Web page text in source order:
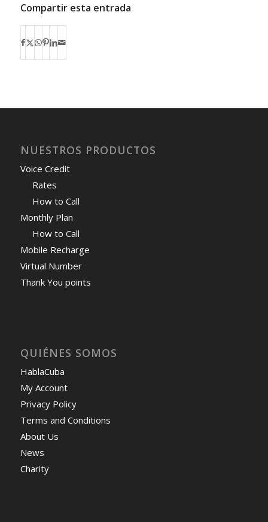
Compartir esta entrada
NUESTROS PRODUCTOS
Voice Credit
Rates
How to Call
Monthly Plan
How to Call
Mobile Recharge
Virtual Number
Thank You points
QUIÉNES SOMOS
HablaCuba
My Account
Privacy Policy
Terms and Conditions
About Us
News
Charity